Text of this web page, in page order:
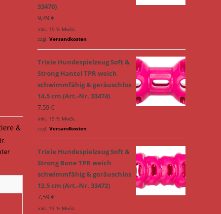
&
,
33470)
9,49€
inkl. 19 % MwSt.
zzgl. Versandkosten
Trixie Hundespielzeug Soft &
Strong Hantel TPR weich
schwimmfähig & geräuschlos
14,5 cm (Art.-Nr. 33474)
7,59€
inkl. 19 % MwSt.
zzgl. Versandkosten
Trixie Hundespielzeug Soft &
Strong Bone TPR weich
schwimmfähig & geräuschlos
12,5 cm (Art.-Nr. 33472)
7,59€
inkl. 19 % MwSt.